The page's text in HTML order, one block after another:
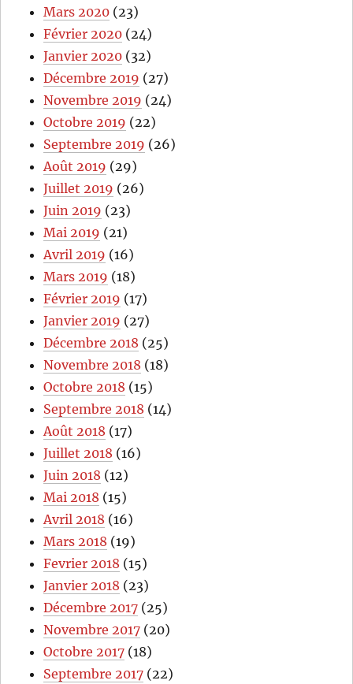
Mars 2020 (23)
Février 2020 (24)
Janvier 2020 (32)
Décembre 2019 (27)
Novembre 2019 (24)
Octobre 2019 (22)
Septembre 2019 (26)
Août 2019 (29)
Juillet 2019 (26)
Juin 2019 (23)
Mai 2019 (21)
Avril 2019 (16)
Mars 2019 (18)
Février 2019 (17)
Janvier 2019 (27)
Décembre 2018 (25)
Novembre 2018 (18)
Octobre 2018 (15)
Septembre 2018 (14)
Août 2018 (17)
Juillet 2018 (16)
Juin 2018 (12)
Mai 2018 (15)
Avril 2018 (16)
Mars 2018 (19)
Fevrier 2018 (15)
Janvier 2018 (23)
Décembre 2017 (25)
Novembre 2017 (20)
Octobre 2017 (18)
Septembre 2017 (22)